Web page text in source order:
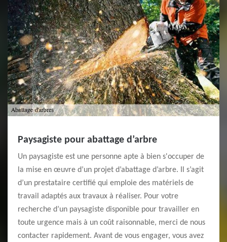
Paysagiste pour abattage d’arbre
Un paysagiste est une personne apte à bien s'occuper de
la mise en œuvre d’un projet d’abattage d’arbre. Il s’agit
d’un prestataire certifié qui emploie des matériels de
travail adaptés aux travaux à réaliser. Pour votre
recherche d’un paysagiste disponible pour travailler en
toute urgence mais à un coût raisonnable, merci de nous
contacter rapidement. Avant de vous engager, vous avez